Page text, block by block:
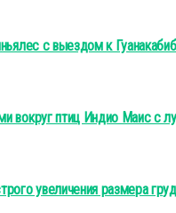
с выездом к
вокруг птиц Индио Маис с
увеличения размера